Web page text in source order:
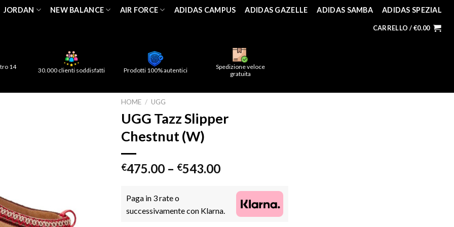
JORDAN NEW BALANCE AIR FORCE ADIDAS CAMPUS ADIDAS GAZELLE ADIDAS SAMBA ADIDAS SPEZIAL
CARRELLO /€0.00
14
30.000 clienti soddisfatti Prodotti 100% autentici
Spedizione veloce
gratuita
HOME / UGG
UGG Tazz Slipper
Chestnut (W)
€475.00 – €543.00
Paga in 3 rate o
successivamente con Klarna.